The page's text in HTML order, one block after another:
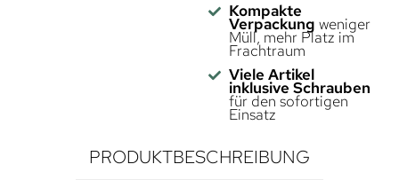
Kompakte
Verpackung weniger
Müll, mehr Platz im
Frachtraum
Viele Artikel
inklusive Schrauben
für den sofortigen
Einsatz
PRODUKTBESCHREIBUNG